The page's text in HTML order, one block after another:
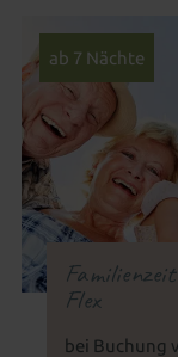
ab 7 Nächte
Flex
bei Buchung